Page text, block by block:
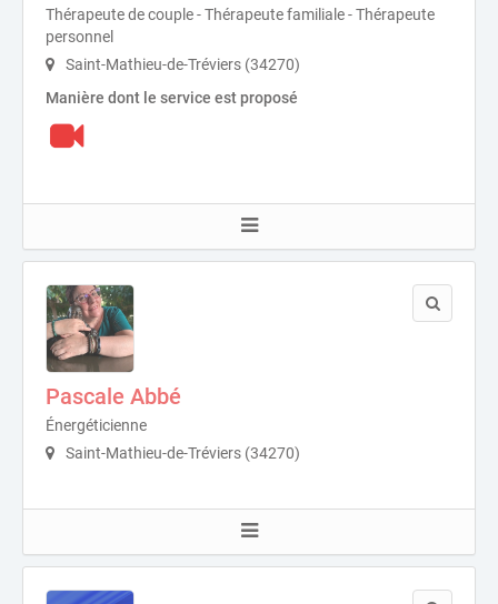
Thérapeute de couple - Thérapeute familiale - Thérapeute
personnel
Saint-Mathieu-de-Tréviers (34270)
Manière dont le service est proposé
Pascale Abbé
Énergéticienne
Saint-Mathieu-de-Tréviers (34270)